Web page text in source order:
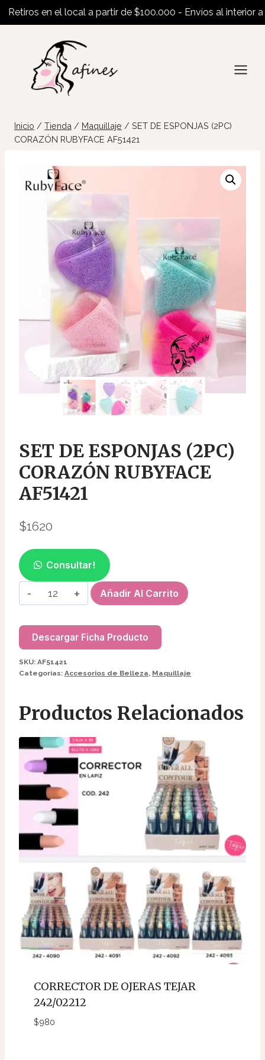
en el local a partir de $100.000 - Envíos al interior a
contenido
Inicio / Tienda / Maquillaje / SET DE ESPONJAS (2PC)
CORAZÓN RUBYFACE AF51421
SET DE ESPONJAS (2PC)
CORAZÓN RUBYFACE
AF51421
$1620
Consultar!
SET
DE
(2PC)
CORAZÓN
RUBYFACE
Añadir Al Carrito
Descargar Ficha Producto
SKU: AF51421
Categorías: Accesorios de Belleza, Maquillaje
Productos Relacionados
CORRECTOR DE OJERAS TEJAR
242/02212
$980